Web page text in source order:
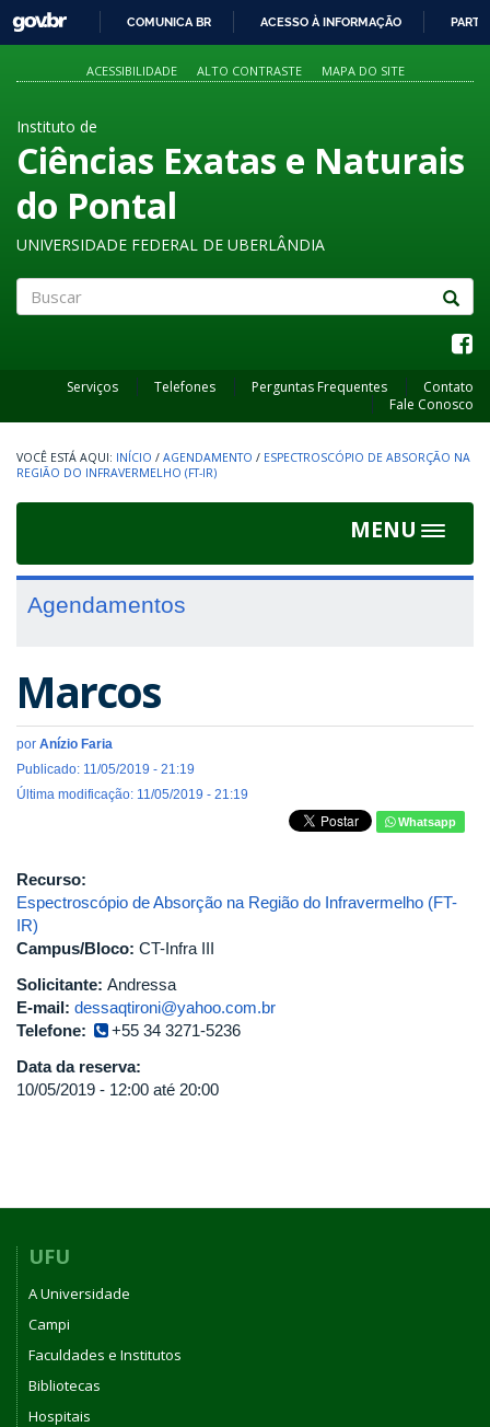
PARA
O
GOVBR
COMUNICA BR ACESSO À INFORMAÇÃO
ACESSIBILIDADE ALTO CONTRASTE MAPA DO SITE
Instituto de
Ciências Exatas e Naturais
do Pontal
UNIVERSIDADE FEDERAL DE UBERLÂNDIA
Serviços Telefones Perguntas Frequentes
Contato
Fale Conosco
INÍCIO / AGENDAMENTO / ESPECTROSCÓPIO DE ABSORÇÃO NA
REGIÃO DO INFRAVERMELHO (FT-IR)
MENU
Toggle
Agendamentos
Marcos
por Anízio Faria
Publicado: 11/05/2019 - 21:19
Última modificação: 11/05/2019 - 21:19
Whatsapp
Recurso:
Espectroscópio de Absorção na Região do Infravermelho (FT-
IR)
Campus/Bloco: CT-Infra III
Solicitante: Andressa
E-mail: dessaqtironi@yahoo.com.br
Telefone:
+55 34 3271-5236
Data da reserva:
10/05/2019 - 12:00 até 20:00
UFU
A Universidade
Campi
Faculdades e Institutos
Bibliotecas
Hospitais